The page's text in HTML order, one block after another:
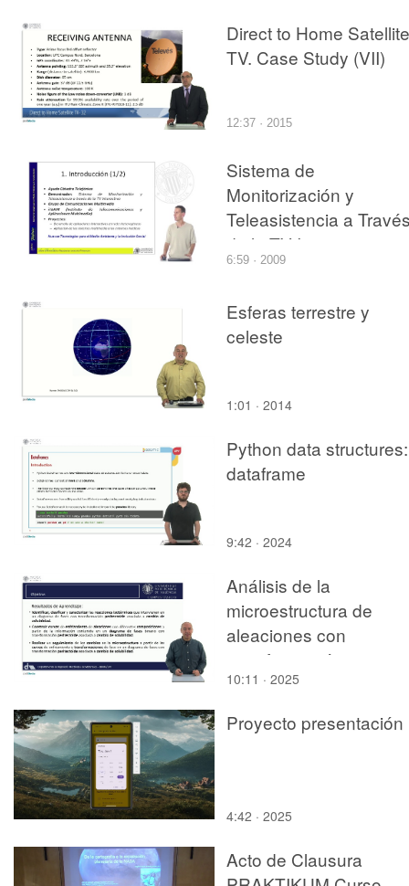
Direct to Home Satellite
TV. Case Study (VII)
12:37 · 2015
Sistema de
Monitorización y
Teleasistencia a
de la TV Interactiva
6:59 · 2009
Esferas terrestre y
celeste
1:01 · 2014
Python data structures:
dataframe
9:42 · 2024
Análisis de la
microestructura de
aleaciones con
transformación
peritectoide asociada a
mediante curvas de
10:11 · 2025
Proyecto presentación
4:42 · 2025
Acto de Clausura